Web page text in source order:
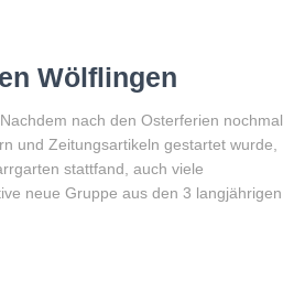
Wölflingen
nach den Osterferien nochmal
und Zeitungsartikeln gestartet wurde,
stattfand, auch viele
neue Gruppe aus den 3 langjährigen